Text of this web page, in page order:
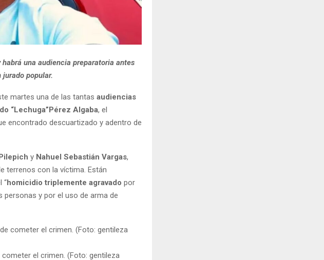
una audiencia preparatoria antes
popular.
martes una de las tantas audiencias
“Lechuga”Pérez Algaba, el
encontrado descuartizado y adentro de
y Nahuel Sebastián Vargas,
terrenos con la víctima. Están
“homicidio triplemente agravado por
personas y por el uso de arma de
el crimen. (Foto: gentileza